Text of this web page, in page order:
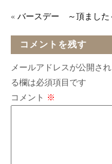
« バースデー ～頂ました
コメントを残す
メールアドレスが公開さ
る欄は必須項目です
コメント ※